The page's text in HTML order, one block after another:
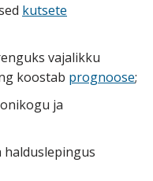
kutsete
vajalikku
koostab prognoose;
ja
halduslepingus